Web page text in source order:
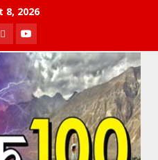
8, 2026
TwitterYoutube